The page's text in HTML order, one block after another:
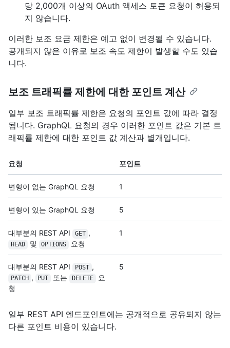
당 2,000개 이상의 OAuth 액세스 토큰 요청이 허용되
지 않습니다.
이러한 보조 요금 제한은 예고 없이 변경될 수 있습니다.
공개되지 않은 이유로 보조 속도 제한이 발생할 수도 있습
니다.
보조 트래픽률 제한에 대한 포인트 계산
일부 보조 트래픽률 제한은 요청의 포인트 값에 따라 결정
됩니다. GraphQL 요청의 경우 이러한 포인트 값은 기본 트
래픽률 제한에 대한 포인트 값 계산과 별개입니다.
요청 포인트
변형이 없는 GraphQL 요청 1
변형이 있는 GraphQL 요청 5
대부분의 REST API GET ,
HEAD 및 OPTIONS 요청
1
대부분의 REST API POST ,
PATCH , PUT 또는 DELETE
요
청
5
일부 REST API 엔드포인트에는 공개적으로 공유되지 않는
다른 포인트 비용이 있습니다.